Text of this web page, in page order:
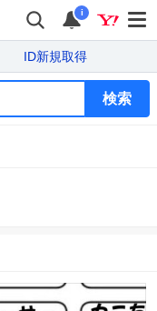
i
ID新規取得
検索